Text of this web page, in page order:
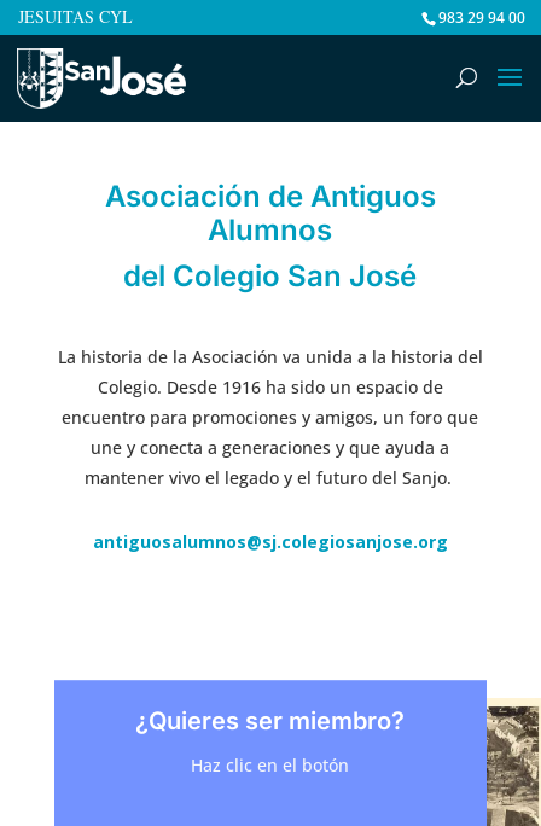
983 29 94 00
JESUITAS CYL
Asociación de Antiguos
Alumnos
del Colegio San José
La historia de la Asociación va unida a la historia del
Colegio. Desde 1916 ha sido un espacio de
encuentro para promociones y amigos, un foro que
une y conecta a generaciones y que ayuda a
mantener vivo el legado y el futuro del Sanjo.
antiguosalumnos@sj.colegiosanjose.org
¿Quieres ser miembro?
Haz clic en el botón